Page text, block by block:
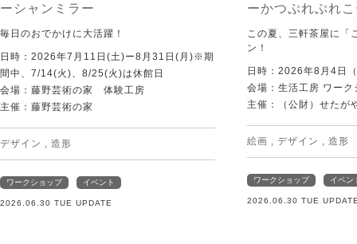
ーシャンミラー
毎日のおでかけに大活躍！
日時：2026年7月11日(土)ー8月31日(月)※期
間中、7/14(火)、8/25(火)は休館日
会場：藤野芸術の家 体験工房
主催：藤野芸術の家
デザイン 造形
ワークショップ イベント
2026.06.30 TUE UPDATE
ーかつぷれぷれ
この夏、三軒茶屋に「
ン！
日時：2026年8月4日
会場：生活工房 ワー
主催：（公財）せたが
絵画 デザイン 造形
ワークショップ イベン
2026.06.30 TUE